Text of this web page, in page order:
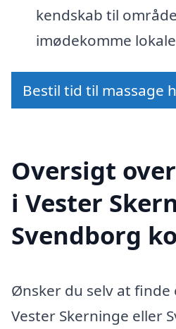
kendskab til
imødekomme
Bestil tid til massage
Oversigt
i Vester
Svendborg
Ønsker du selv at finde
Vester Skerninge eller